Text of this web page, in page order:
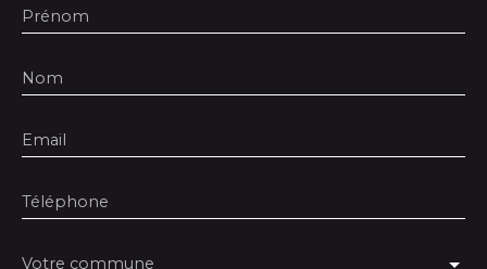
Prénom
Nom
Email
Téléphone
Votre commune